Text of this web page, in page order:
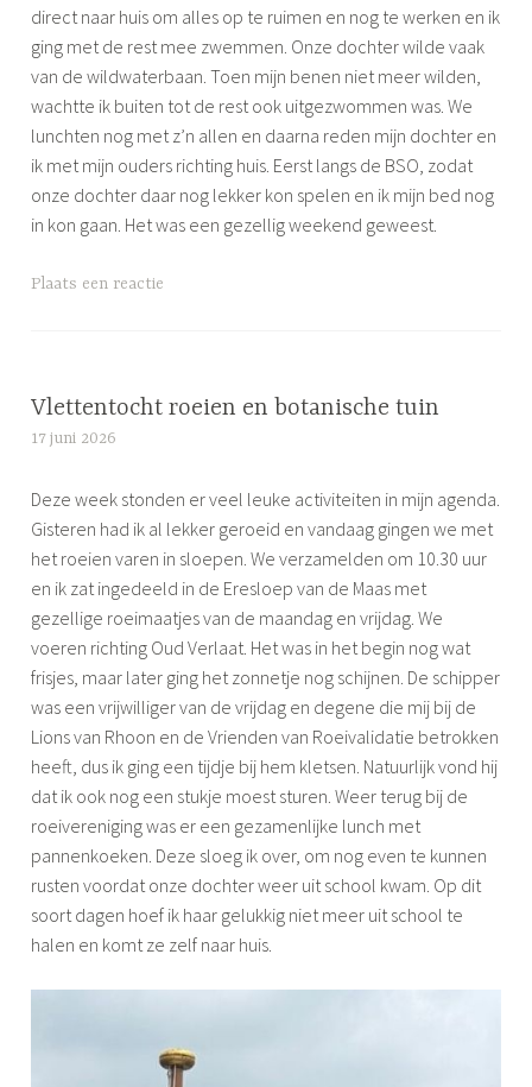
direct naar huis om alles op te ruimen en nog te werken en ik
ging met de rest mee zwemmen. Onze dochter wilde vaak
van de wildwaterbaan. Toen mijn benen niet meer wilden,
wachtte ik buiten tot de rest ook uitgezwommen was. We
lunchten nog met z’n allen en daarna reden mijn dochter en
ik met mijn ouders richting huis. Eerst langs de BSO, zodat
onze dochter daar nog lekker kon spelen en ik mijn bed nog
in kon gaan. Het was een gezellig weekend geweest.
G
g
g
d
w
e
e
k
e
n
d
w
e
g
Plaats een reactie
Vlettentocht roeien en botanische tuin
17 juni 2026
m
o
n
e
Deze week stonden er veel leuke activiteiten in mijn agenda.
Gisteren had ik al lekker geroeid en vandaag gingen we met
het roeien varen in sloepen. We verzamelden om 10.30 uur
en ik zat ingedeeld in de Eresloep van de Maas met
gezellige roeimaatjes van de maandag en vrijdag. We
voeren richting Oud Verlaat. Het was in het begin nog wat
frisjes, maar later ging het zonnetje nog schijnen. De schipper
was een vrijwilliger van de vrijdag en degene die mij bij de
Lions van Rhoon en de Vrienden van Roeivalidatie betrokken
heeft, dus ik ging een tijdje bij hem kletsen. Natuurlijk vond hij
dat ik ook nog een stukje moest sturen. Weer terug bij de
roeivereniging was er een gezamenlijke lunch met
pannenkoeken. Deze sloeg ik over, om nog even te kunnen
rusten voordat onze dochter weer uit school kwam. Op dit
soort dagen hoef ik haar gelukkig niet meer uit school te
halen en komt ze zelf naar huis.